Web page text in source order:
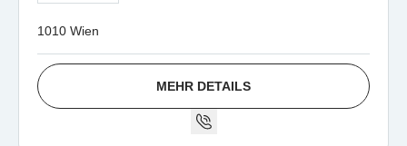
1010 Wien
MEHR DETAILS